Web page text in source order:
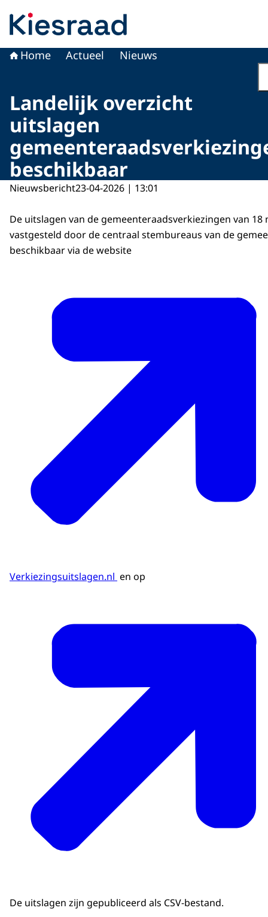
Home Actueel Nieuws
Landelijk overzicht
uitslagen
beschikbaar
Nieuwsbericht23-04-2026 | 13:01
De uitslagen van de gemeenteraadsverkiezingen van 18
vastgesteld door de centraal stembureaus van de
beschikbaar via de website
Verkiezingsuitslagen.nl en op
De uitslagen zijn gepubliceerd als CSV-bestand.